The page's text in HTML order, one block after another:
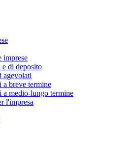
imprese
di deposito
agevolati
a breve termine
a medio-lungo termine
l'impresa